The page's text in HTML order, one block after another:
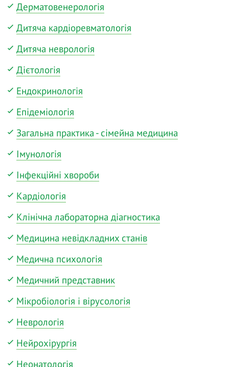
Дерматовенерологія
Дитяча кардіоревматологія
Дитяча неврологія
Дієтологія
Ендокринологія
Епідеміологія
Загальна практика - сімейна медицина
Імунологія
Інфекційні хвороби
Кардіологія
Клінічна лабораторна діагностика
Медицина невідкладних станів
Медична психологія
Медичний представник
Мікробіологія і вірусологія
Неврологія
Нейрохірургія
Неонатологія